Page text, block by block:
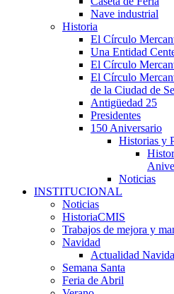
Nave industrial
Historia
El Círculo
Una Entidad
El Círculo
El Círculo
de la Ciudad de
Antigüedad 25
Presidentes
150 Aniversario
Historias y
Noticias
INSTITUCIONAL
Noticias
HistoriaCMIS
Trabajos de mejora y
Navidad
Actualidad
Semana Santa
Feria de Abril